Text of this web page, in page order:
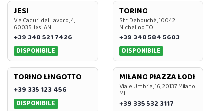
JESI
Via Caduti del Lavoro, 4,
60035 Jesi AN
+39 348 521 7426
DISPONIBILE
TORINO
Str. Debouchè, 10042
Nichelino TO
+39 348 584 5603
DISPONIBILE
TORINO LINGOTTO
+39 335 123 456
DISPONIBILE
MILANO PIAZZA LODI
Viale Umbria, 16, 20137 Milano
MI
+39 335 532 3117